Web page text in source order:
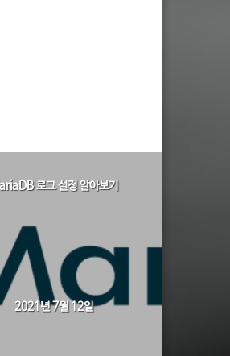
로그 설정 알아보기
2021년 7월 12일